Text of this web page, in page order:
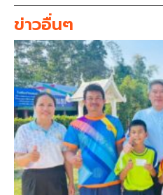
ข่าวอื่นๆ